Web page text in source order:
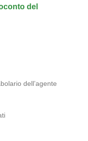
del
dell’agente